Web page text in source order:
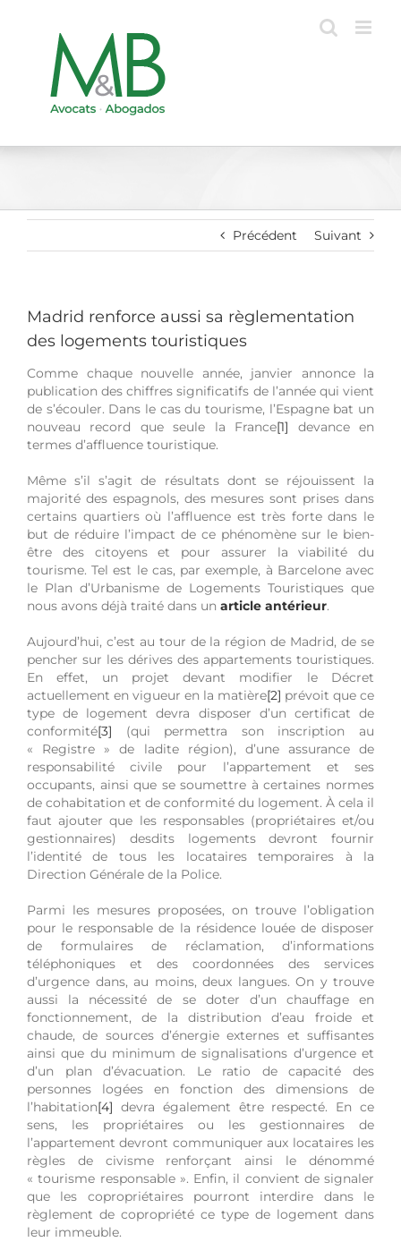
Précédent Suivant
Madrid renforce aussi sa règlementation
des logements touristiques
Comme chaque nouvelle année, janvier annonce la
publication des chiffres significatifs de l’année qui vient
de s’écouler. Dans le cas du tourisme, l’Espagne bat un
nouveau record que seule la France[1] devance en
termes d’affluence touristique.
Même s’il s’agit de résultats dont se réjouissent la
majorité des espagnols, des mesures sont prises dans
certains quartiers où l’affluence est très forte dans le
but de réduire l’impact de ce phénomène sur le bien-
être des citoyens et pour assurer la viabilité du
tourisme. Tel est le cas, par exemple, à Barcelone avec
le Plan d’Urbanisme de Logements Touristiques que
nous avons déjà traité dans un article antérieur.
Aujourd’hui, c’est au tour de la région de Madrid, de se
pencher sur les dérives des appartements touristiques.
En effet, un projet devant modifier le Décret
actuellement en vigueur en la matière[2] prévoit que ce
type de logement devra disposer d’un certificat de
conformité[3] (qui permettra son inscription au
« Registre » de ladite région), d’une assurance de
responsabilité civile pour l’appartement et ses
occupants, ainsi que se soumettre à certaines normes
de cohabitation et de conformité du logement. À cela il
faut ajouter que les responsables (propriétaires et/ou
gestionnaires) desdits logements devront fournir
l’identité de tous les locataires temporaires à la
Direction Générale de la Police.
Parmi les mesures proposées, on trouve l’obligation
pour le responsable de la résidence louée de disposer
de formulaires de réclamation, d’informations
téléphoniques et des coordonnées des services
d’urgence dans, au moins, deux langues. On y trouve
aussi la nécessité de se doter d’un chauffage en
fonctionnement, de la distribution d’eau froide et
chaude, de sources d’énergie externes et suffisantes
ainsi que du minimum de signalisations d’urgence et
d’un plan d’évacuation. Le ratio de capacité des
personnes logées en fonction des dimensions de
l’habitation[4] devra également être respecté. En ce
sens, les propriétaires ou les gestionnaires de
l’appartement devront communiquer aux locataires les
règles de civisme renforçant ainsi le dénommé
« tourisme responsable ». Enfin, il convient de signaler
que les copropriétaires pourront interdire dans le
règlement de copropriété ce type de logement dans
leur immeuble.